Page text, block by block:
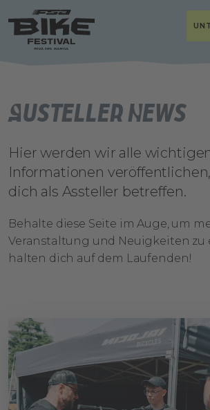
Austeller News
Hier werden wir alle
Informationen
dich als Assteller betreffen.
Behalte diese Seite im Auge, um
Veranstaltung und Neuigkeiten zu
halten dich auf dem Laufenden!